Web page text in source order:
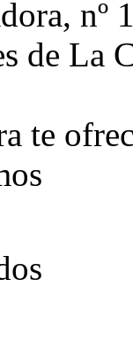
nº
de La
te